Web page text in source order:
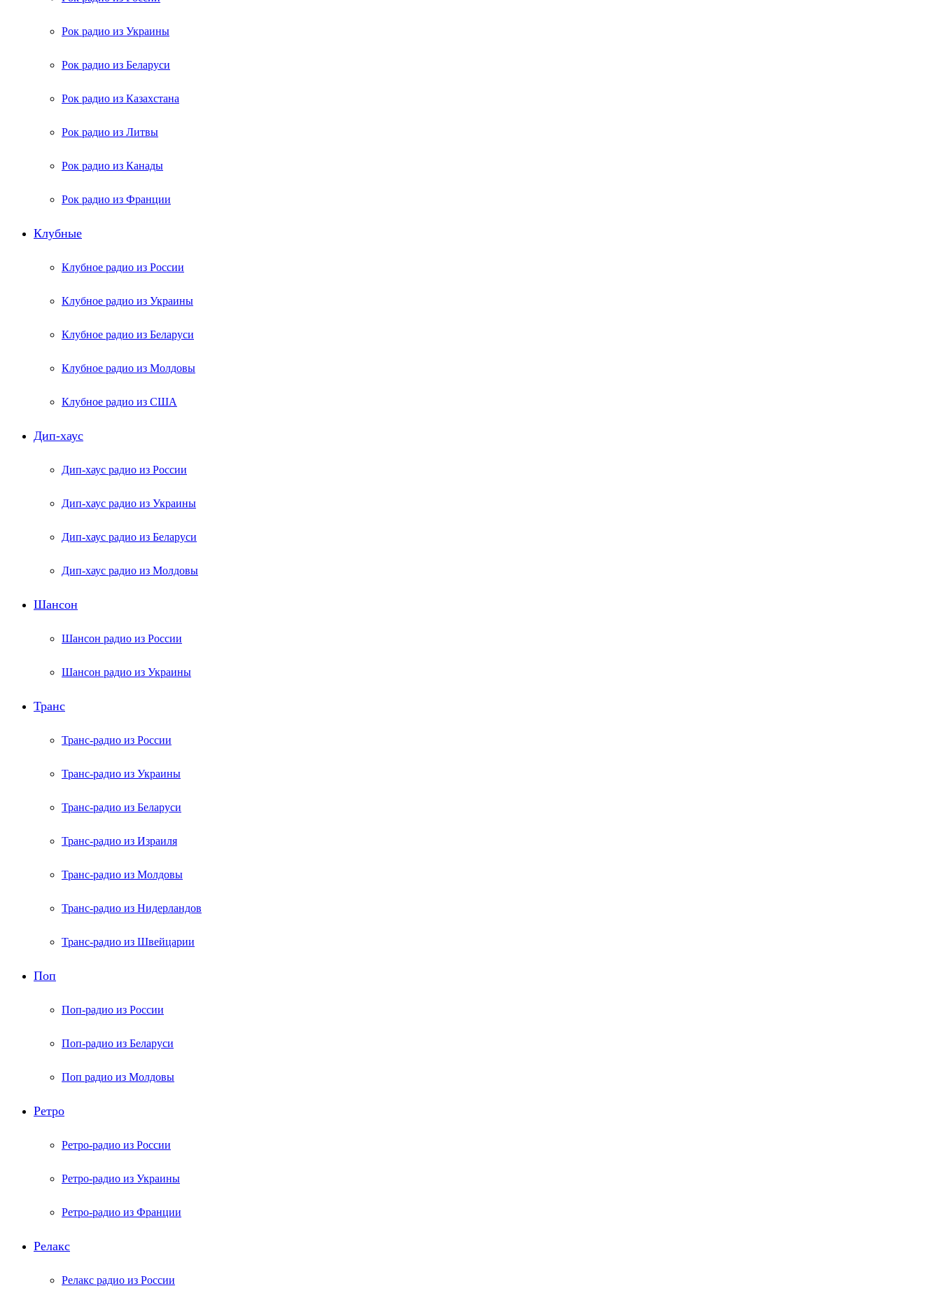
Рок радио из Украины
Рок радио из Беларуси
Рок радио из Казахстана
Рок радио из Литвы
Рок радио из Канады
Рок радио из Франции
Клубные
Клубное радио из России
Клубное радио из Украины
Клубное радио из Беларуси
Клубное радио из Молдовы
Клубное радио из США
Дип-хаус
Дип-хаус радио из России
Дип-хаус радио из Украины
Дип-хаус радио из Беларуси
Дип-хаус радио из Молдовы
Шансон
Шансон радио из России
Шансон радио из Украины
Транс
Транс-радио из России
Транс-радио из Украины
Транс-радио из Беларуси
Транс-радио из Израиля
Транс-радио из Молдовы
Транс-радио из Нидерландов
Транс-радио из Швейцарии
Поп
Поп-радио из России
Поп-радио из Беларуси
Поп радио из Молдовы
Ретро
Ретро-радио из России
Ретро-радио из Украины
Ретро-радио из Франции
Релакс
Релакс радио из России